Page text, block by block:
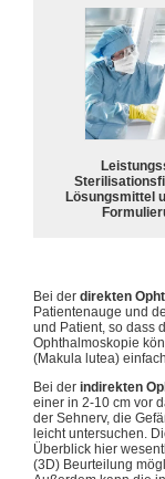
Lösungsmittel
Bei der direkten
Patientenauge und
und Patient, so dass
Ophthalmoskopie
(Makula lutea)
Bei der indirekten
einer in 2-10 cm vor
der Sehnerv, die
leicht untersuchen.
Überblick hier
(3D) Beurteilung